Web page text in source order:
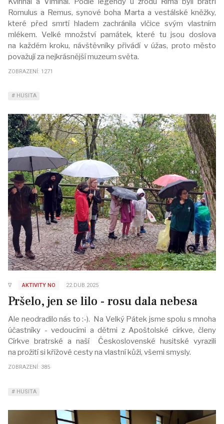
Romulus a Remus, synové boha Marta a vestálské kněžky,
které před smrtí hladem zachránila vlčice svým vlastním
mlékem. Velké množství památek, které tu jsou doslova
na každém kroku, návštěvníky přivádí v úžas, proto město
považují za nejkrásnější muzeum světa.
ZOBRAZENÍ: 1271
HUSITA
∇ AKTIVITY NO 22.DUB.2025
Pršelo, jen se lilo - rosu dala nebesa
Ale neodradilo nás to :-). Na Velký Pátek jsme spolu s mnoha
účastníky - vedoucími a dětmi z Apoštolské církve, členy
Církve bratrské a naší Československé husitské vyrazili
na prožití si křížové cesty na vlastní kůži, všemi smysly.
ZOBRAZENÍ: 385
HUSITA